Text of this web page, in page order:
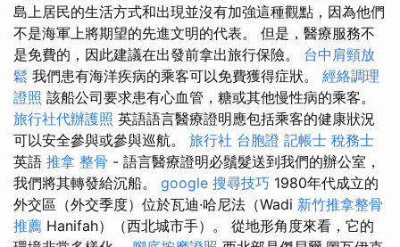
島上居民的生活方式和出現並沒有加強這種觀點，因為他們
不是海軍上將期望的先進文明的代表。 但是，醫療服務不
是免費的，因此建議在出發前拿出旅行保險。 台中肩頸放
鬆 我們患有海洋疾病的乘客可以免費獲得症狀。 經絡調理
證照 該船公司要求患有心血管，糖或其他慢性病的乘客。
旅行社代辦護照 英語語言醫療證明應包括乘客的健康狀況
可以安全參與或參與巡航。 旅行社 台胞證 記帳士 稅務士
英語 推拿 整骨 - 語言醫療證明必鬚髮送到我們的辦公室，
我們將其轉發給沉船。 google 搜尋技巧 1980年代成立的
外交區（外交季度）位於瓦迪·哈尼法（Wadi 新竹推拿整骨
推薦 Hanifah）（西北城市手）。 從地形角度來看，它的